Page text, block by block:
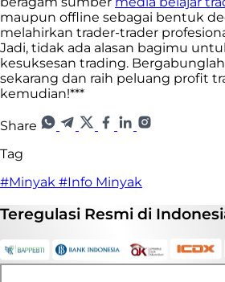
maupun offline sebagai bentuk
melahirkan trader-trader
Jadi, tidak ada alasan bagimu
kesuksesan trading.
sekarang dan raih peluang profit
kemudian!***
Share
Tag
#Minyak #Info Minyak
Teregulasi Resmi di